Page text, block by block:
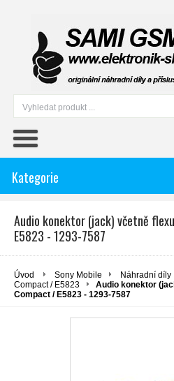
Kategorie
Audio konektor (jack) včetně
E5823 - 1293-7587
Úvod Sony Mobile Náhradní díly
Compact / E5823
Audio konektor
Compact / E5823 - 1293-7587